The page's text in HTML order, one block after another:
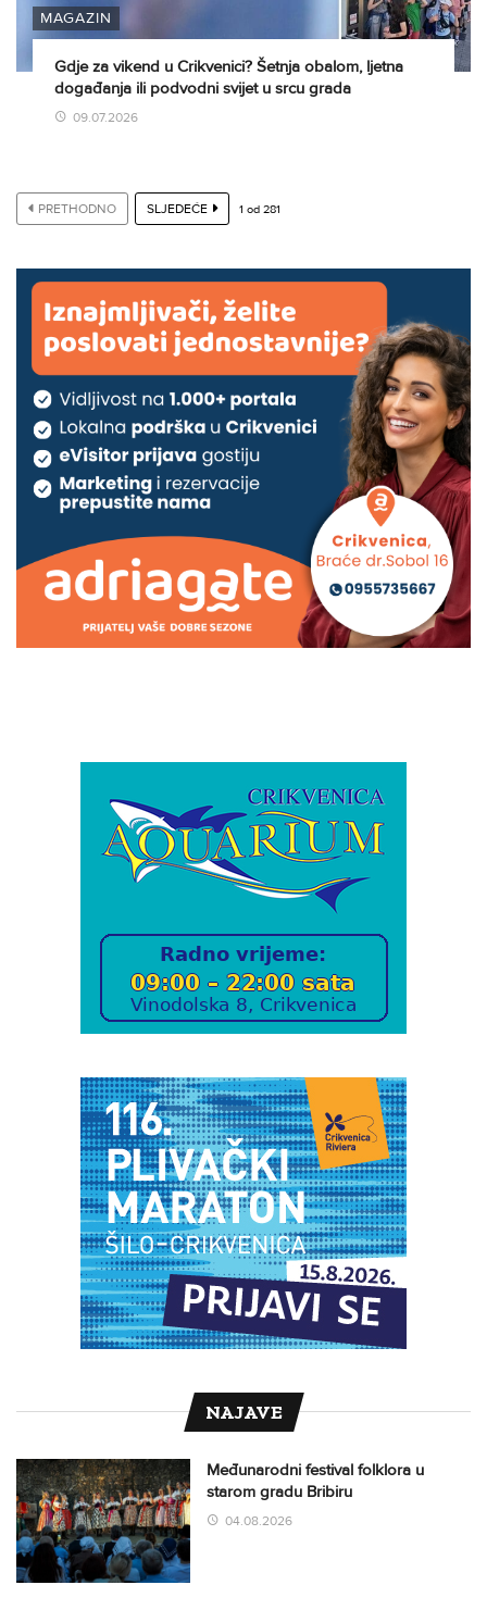
MAGAZIN
Gdje za vikend u Crikvenici? Šetnja obalom, ljetna
događanja ili podvodni svijet u srcu grada
09.07.2026
PRETHODNO SLJEDEĆE 1 od 281
NAJAVE
Međunarodni festival folklora u
starom gradu Bribiru
04.08.2026